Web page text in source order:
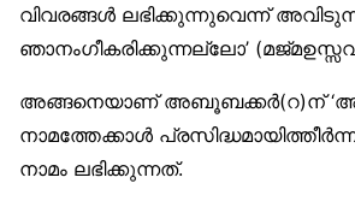
വിവരങ്ങൾ ലഭിക്കുന്നുവെന്ന്
ഞാനംഗീകരിക്കുന്നല്ലോ’
അങ്ങനെയാണ് അബൂബക്കർ(റ)ന്
നാമത്തേക്കാൾ പ്രസിദ്ധമായിത്തീർന്ന
നാമം ലഭിക്കുന്നത്.